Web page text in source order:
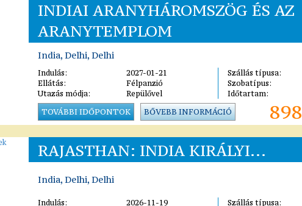
INDIAI ARANYHÁROMSZÖG ÉS AZ
ARANYTEMPLOM
India, Delhi, Delhi
Indulás:
2027-01-21
Ellátás:
Félpanzió
Utazás módja:
Repülővel
Szállás típusa:
Szobatípus:
Időtartam:
TOVÁBBI IDŐPONTOK
BŐVEBB INFORMÁCIÓ
RAJASTHAN: INDIA KIRÁLYI...
India, Delhi, Delhi
Indulás:
2026-11-19
Szállás típusa: